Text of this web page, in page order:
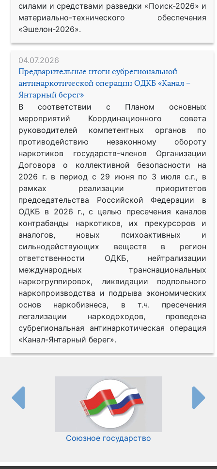
силами и средствами разведки «Поиск-2026» и
материально-технического обеспечения
«Эшелон-2026».
04.07.2026
Предварительные итоги субрегиональной
антинаркотической операции ОДКБ «Канал –
Янтарный берег»
В соответствии с Планом основных
мероприятий Координационного совета
руководителей компетентных органов по
противодействию незаконному обороту
наркотиков государств-членов Организации
Договора о коллективной безопасности на
2026 г. в период с 29 июня по 3 июля с.г., в
рамках реализации приоритетов
председательства Российской Федерации в
ОДКБ в 2026 г., с целью пресечения каналов
контрабанды наркотиков, их прекурсоров и
аналогов, новых психоактивных и
сильнодействующих веществ в регион
ответственности ОДКБ, нейтрализации
международных транснациональных
наркогруппировок, ликвидации подпольного
наркопроизводства и подрыва экономических
основ наркобизнеса, в т.ч. пресечения
легализации наркодоходов, проведена
субрегиональная антинаркотическая операция
«Канал-Янтарный берег».
Союзное государство